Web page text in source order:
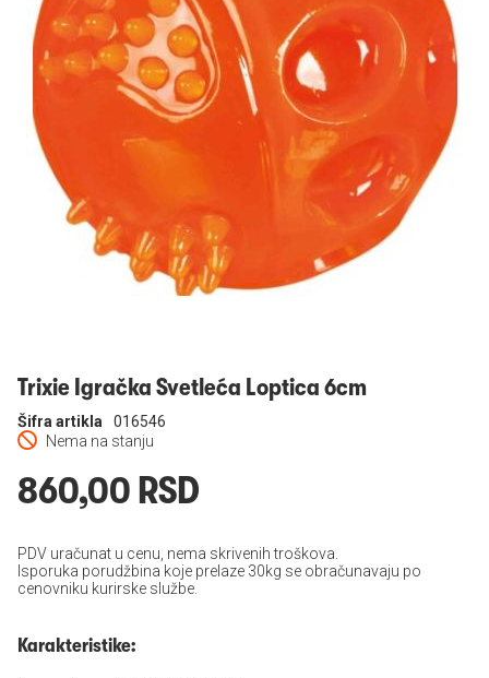
Trixie Igračka Svetleća Loptica 6cm
Nema na stanju
Šifra artikla 016546
860,00 RSD
PDV uračunat u cenu, nema skrivenih troškova.
Isporuka porudžbina koje prelaze 30kg se obračunavaju po
cenovniku kurirske službe.
Karakteristike: